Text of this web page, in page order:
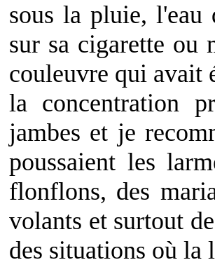
sous la pluie, l'eau
sur sa cigarette ou
couleuvre qui avait
la concentration
jambes et je
poussaient les
flonflons, des
volants et surtout
des situations où